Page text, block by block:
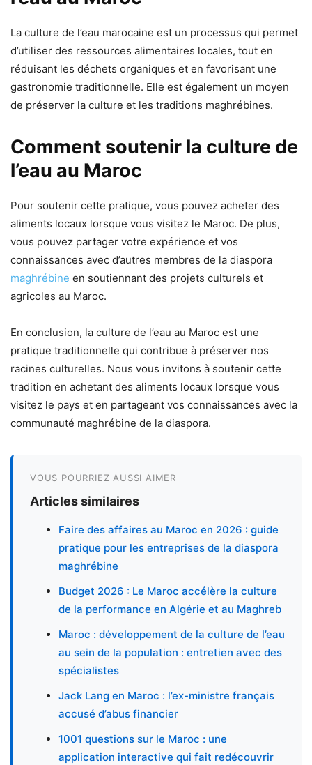
La culture de l’eau marocaine est un processus qui permet
d’utiliser des ressources alimentaires locales, tout en
réduisant les déchets organiques et en favorisant une
gastronomie traditionnelle. Elle est également un moyen
de préserver la culture et les traditions maghrébines.
Comment soutenir la culture de
l’eau au Maroc
Pour soutenir cette pratique, vous pouvez acheter des
aliments locaux lorsque vous visitez le Maroc. De plus,
vous pouvez partager votre expérience et vos
connaissances avec d’autres membres de la diaspora
maghrébine en soutiennant des projets culturels et
agricoles au Maroc.
En conclusion, la culture de l’eau au Maroc est une
pratique traditionnelle qui contribue à préserver nos
racines culturelles. Nous vous invitons à soutenir cette
tradition en achetant des aliments locaux lorsque vous
visitez le pays et en partageant vos connaissances avec la
communauté maghrébine de la diaspora.
VOUS POURRIEZ AUSSI AIMER
Articles similaires
Faire des affaires au Maroc en 2026 : guide
pratique pour les entreprises de la diaspora
maghrébine
Budget 2026 : Le Maroc accélère la culture
de la performance en Algérie et au Maghreb
Maroc : développement de la culture de l’eau
au sein de la population : entretien avec des
spécialistes
Jack Lang en Maroc : l’ex-ministre français
accusé d’abus financier
1001 questions sur le Maroc : une
application interactive qui fait redécouvrir